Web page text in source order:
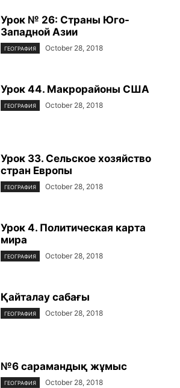
Урок № 26: Страны Юго-
Западной Азии
ГЕОГРАФИЯ October 28, 2018
Урок 44. Макрорайоны США
ГЕОГРАФИЯ October 28, 2018
Урок 33. Сельское хозяйство
стран Европы
ГЕОГРАФИЯ October 28, 2018
Урок 4. Политическая карта
мира
ГЕОГРАФИЯ October 28, 2018
Қайталау сабағы
ГЕОГРАФИЯ October 28, 2018
№6 сарамандық жұмыс
ГЕОГРАФИЯ October 28, 2018